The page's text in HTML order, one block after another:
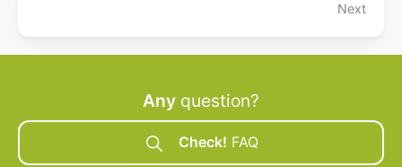
Next
Any question?
Check! FAQ